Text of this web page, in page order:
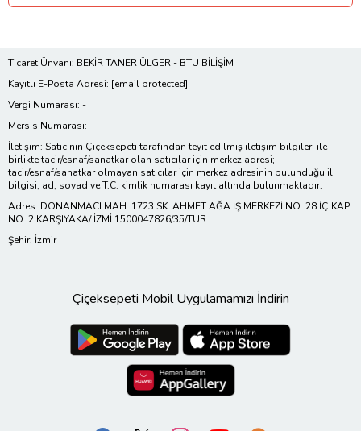
Ticaret Ünvanı: BEKİR TANER ÜLGER - BTU BİLİŞİM
Kayıtlı E-Posta Adresi: [email protected]
Vergi Numarası: -
Mersis Numarası: -
İletişim: Satıcının Çiçeksepeti tarafından teyit edilmiş iletişim bilgileri ile
birlikte tacir/esnaf/sanatkar olan satıcılar için merkez adresi;
tacir/esnaf/sanatkar olmayan satıcılar için merkez adresinin bulunduğu il
bilgisi, ad, soyad ve T.C. kimlik numarası kayıt altında bulunmaktadır.
Adres: DONANMACI MAH. 1723 SK. AHMET AĞA İŞ MERKEZİ NO: 28 İÇ KAPI
NO: 2 KARŞIYAKA/ İZMİ 1500047826/35/TUR
Şehir: İzmir
Çiçeksepeti Mobil Uygulamamızı İndirin